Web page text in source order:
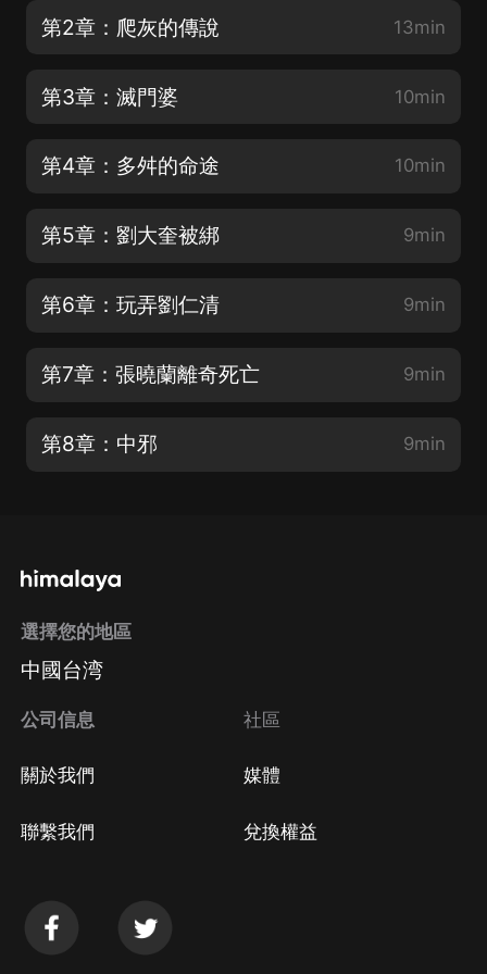
第2章：爬灰的傳說 13min
第3章：滅門婆 10min
第4章：多舛的命途 10min
第5章：劉大奎被綁 9min
第6章：玩弄劉仁清 9min
第7章：張曉蘭離奇死亡 9min
第8章：中邪 9min
選擇您的地區
中國台湾
公司信息
關於我們
聯繫我們
社區
媒體
兌換權益